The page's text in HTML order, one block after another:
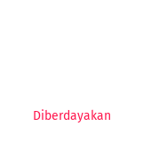
Diberdayakan